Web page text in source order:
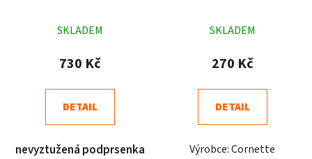
hodnocení
produktu
5,0
z
hvězdiček.
SKLADEM
730 Kč
DETAIL
nevyztužená podprsenka
hodnocení
produktu
4,8
z
hvězdiček.
SKLADEM
270 Kč
DETAIL
Výrobce: Cornette